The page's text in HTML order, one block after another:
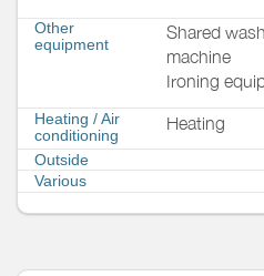
Other
equipment
Shared
machine
Ironing
Heating / Air
conditioning
Heating
Outside
Various